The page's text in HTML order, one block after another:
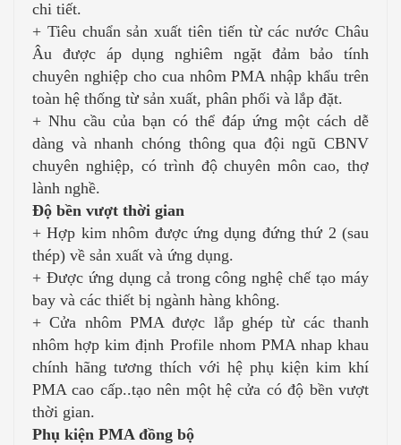
chi tiết.
+ Tiêu chuẩn sản xuất tiên tiến từ các nước Châu
Âu được áp dụng nghiêm ngặt đảm bảo tính
chuyên nghiệp cho cua nhôm PMA nhập khẩu trên
toàn hệ thống từ sản xuất, phân phối và lắp đặt.
+ Nhu cầu của bạn có thể đáp ứng một cách dễ
dàng và nhanh chóng thông qua đội ngũ CBNV
chuyên nghiệp, có trình độ chuyên môn cao, thợ
lành nghề.
Độ bền vượt thời gian
+ Hợp kim nhôm được ứng dụng đứng thứ 2 (sau
thép) về sản xuất và ứng dụng.
+ Được ứng dụng cả trong công nghệ chế tạo máy
bay và các thiết bị ngành hàng không.
+ Cửa nhôm PMA được lắp ghép từ các thanh
nhôm hợp kim định Profile nhom PMA nhap khau
chính hãng tương thích với hệ phụ kiện kim khí
PMA cao cấp..tạo nên một hệ cửa có độ bền vượt
thời gian.
Phụ kiện PMA đồng bộ